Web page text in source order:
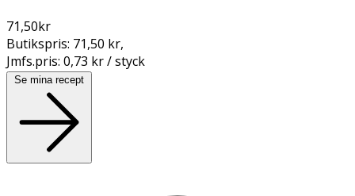
71,50kr
Butikspris: 71,50 kr,
Jmfs.pris: 0,73 kr / styck
Se mina recept